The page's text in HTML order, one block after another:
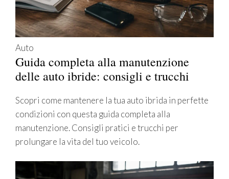
Auto
Guida completa alla manutenzione
delle auto ibride: consigli e trucchi
Scopri come mantenere la tua auto ibrida in perfette
condizioni con questa guida completa alla
manutenzione. Consigli pratici e trucchi per
prolungare la vita del tuo veicolo.